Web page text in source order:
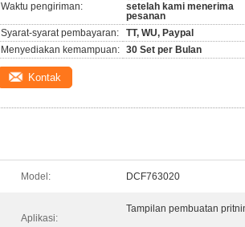
Waktu pengiriman:
setelah kami menerima
pesanan
Syarat-syarat pembayaran:
TT, WU, Paypal
Menyediakan kemampuan: 30 Set per Bulan
Kontak
Model: DCF763020
Aplikasi:
Tampilan pembuatan